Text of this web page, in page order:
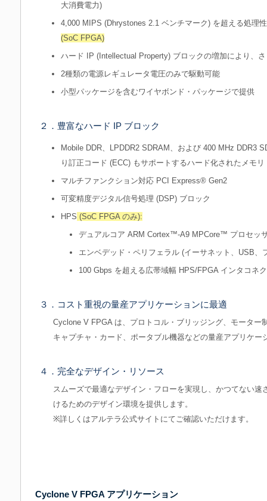
大消費電力)
4,000 MIPS (Dhrystones 2.1 ベンチマーク) を超える処理
(SoC FPGA)
ハード IP (Intellectual Property) ブロックの増加により、
2種類の電源レギュレータ電圧のみで駆動可能
小型パッケージを含むワイヤボンド・パッケージで提供
２．豊富なハード IP ブロック
Mobile DDR、LPDDR2 SDRAM、および 400 MHz DDR3
り訂正コード (ECC) もサポートするハード化されたメモ
マルチファンクション対応 PCI Express® Gen2
可変精度デジタル信号処理 (DSP) ブロック
HPS (SoC FPGA のみ):
デュアルコア ARM Cortex™-A9 MPCore™ プロセッ
エンベデッド・ペリフェラル (イーサネット、USB、
100 Gbps を超える広帯域幅 HPS/FPGA インタコネ
３．コスト重視の量産アプリケーションに最適
Cyclone V FPGA は、プロトコル・ブリッジング、モーター
キャプチャ・カード、ポータブル機器などの量産アプリケー
４．完全なデザイン・リソース
スムーズで最適なデザイン・フローを実現し、かつてない
けるためのデザイン環境を提供します。
※詳しくはアルテラ公式サイトにてご確認いただけます。
Cyclone V FPGA アプリケーション